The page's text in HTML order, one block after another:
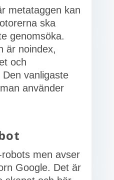
metataggen kan
ska
genomsöka.
är noindex,
och
vanligaste
använder
men avser
Google. Det är